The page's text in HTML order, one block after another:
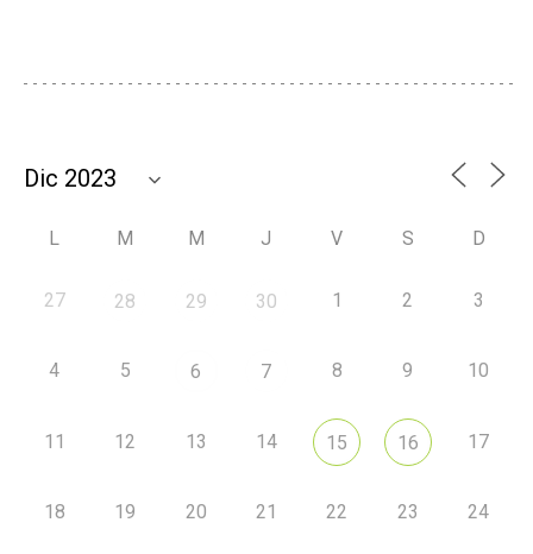
L M M J V S D
27 28 29 30 1 2 3
4 5 6 7 8 9 10
11 12 13 14 15 16 17
18 19 20 21 22 23 24